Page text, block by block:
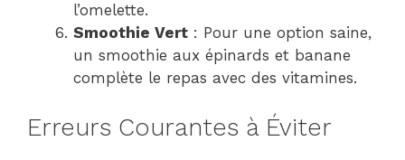
l’omelette.
Smoothie Vert : Pour une option saine,
un smoothie aux épinards et banane
complète le repas avec des vitamines.
Erreurs Courantes à Éviter